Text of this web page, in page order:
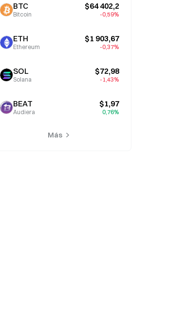
BTC
Bitcoin
$64 402,2
-0,59%
ETH
Ethereum
$1 903,67
-0,37%
SOL
Solana
$72,98
-1,43%
BEAT
Audiera
$1,97
0,76%
Más